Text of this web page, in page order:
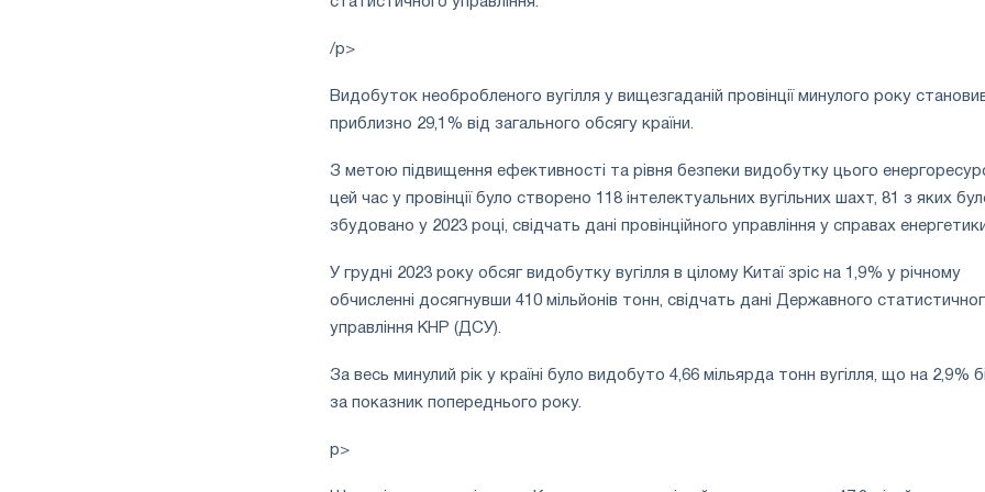
/p>
Видобуток необробленого вугілля у вищезгаданій провінції минулого року
приблизно 29,1% від загального обсягу країни.
З метою підвищення ефективності та рівня безпеки видобутку цього
цей час у провінції було створено 118 інтелектуальних вугільних шахт, 81 з яких
збудовано у 2023 році, свідчать дані провінційного управління у справах
У грудні 2023 року обсяг видобутку вугілля в цілому Китаї зріс на 1,9% у річному
обчисленні досягнувши 410 мільйонів тонн, свідчать дані Державного
управління КНР (ДСУ).
За весь минулий рік у країні було видобуто 4,66 мільярда тонн вугілля, що на 2,9%
за показник попереднього року.
p>